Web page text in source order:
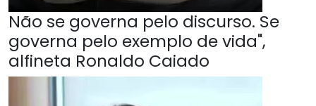
Não se governa pelo discurso. Se
governa pelo exemplo de vida",
alfineta Ronaldo Caiado